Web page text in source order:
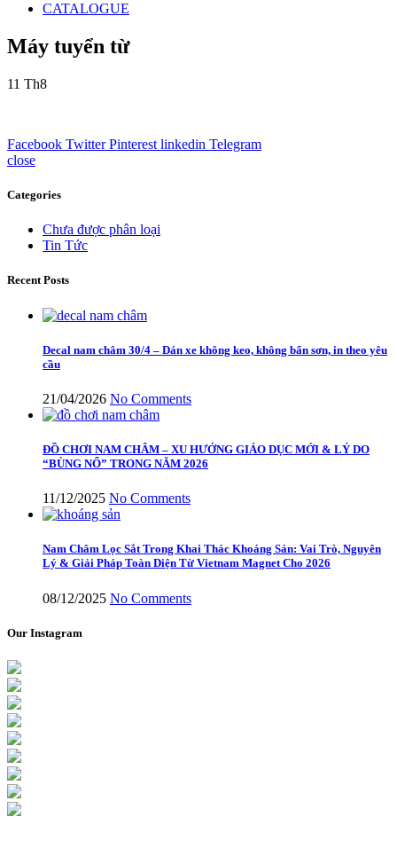
CATALOGUE
Máy tuyển từ
11 Th8
Facebook Twitter Pinterest linkedin Telegram
close
Categories
Chưa được phân loại
Tin Tức
Recent Posts
Decal nam châm 30/4 – Dán xe không keo, không bẩn sơn, in theo yêu
cầu
21/04/2026 No Comments
ĐỒ CHƠI NAM CHÂM – XU HƯỚNG GIÁO DỤC MỚI & LÝ DO
“BÙNG NỔ” TRONG NĂM 2026
11/12/2025 No Comments
Nam Châm Lọc Sắt Trong Khai Thác Khoáng Sản: Vai Trò, Nguyên
Lý & Giải Pháp Toàn Diện Từ Vietnam Magnet Cho 2026
08/12/2025 No Comments
Our Instagram